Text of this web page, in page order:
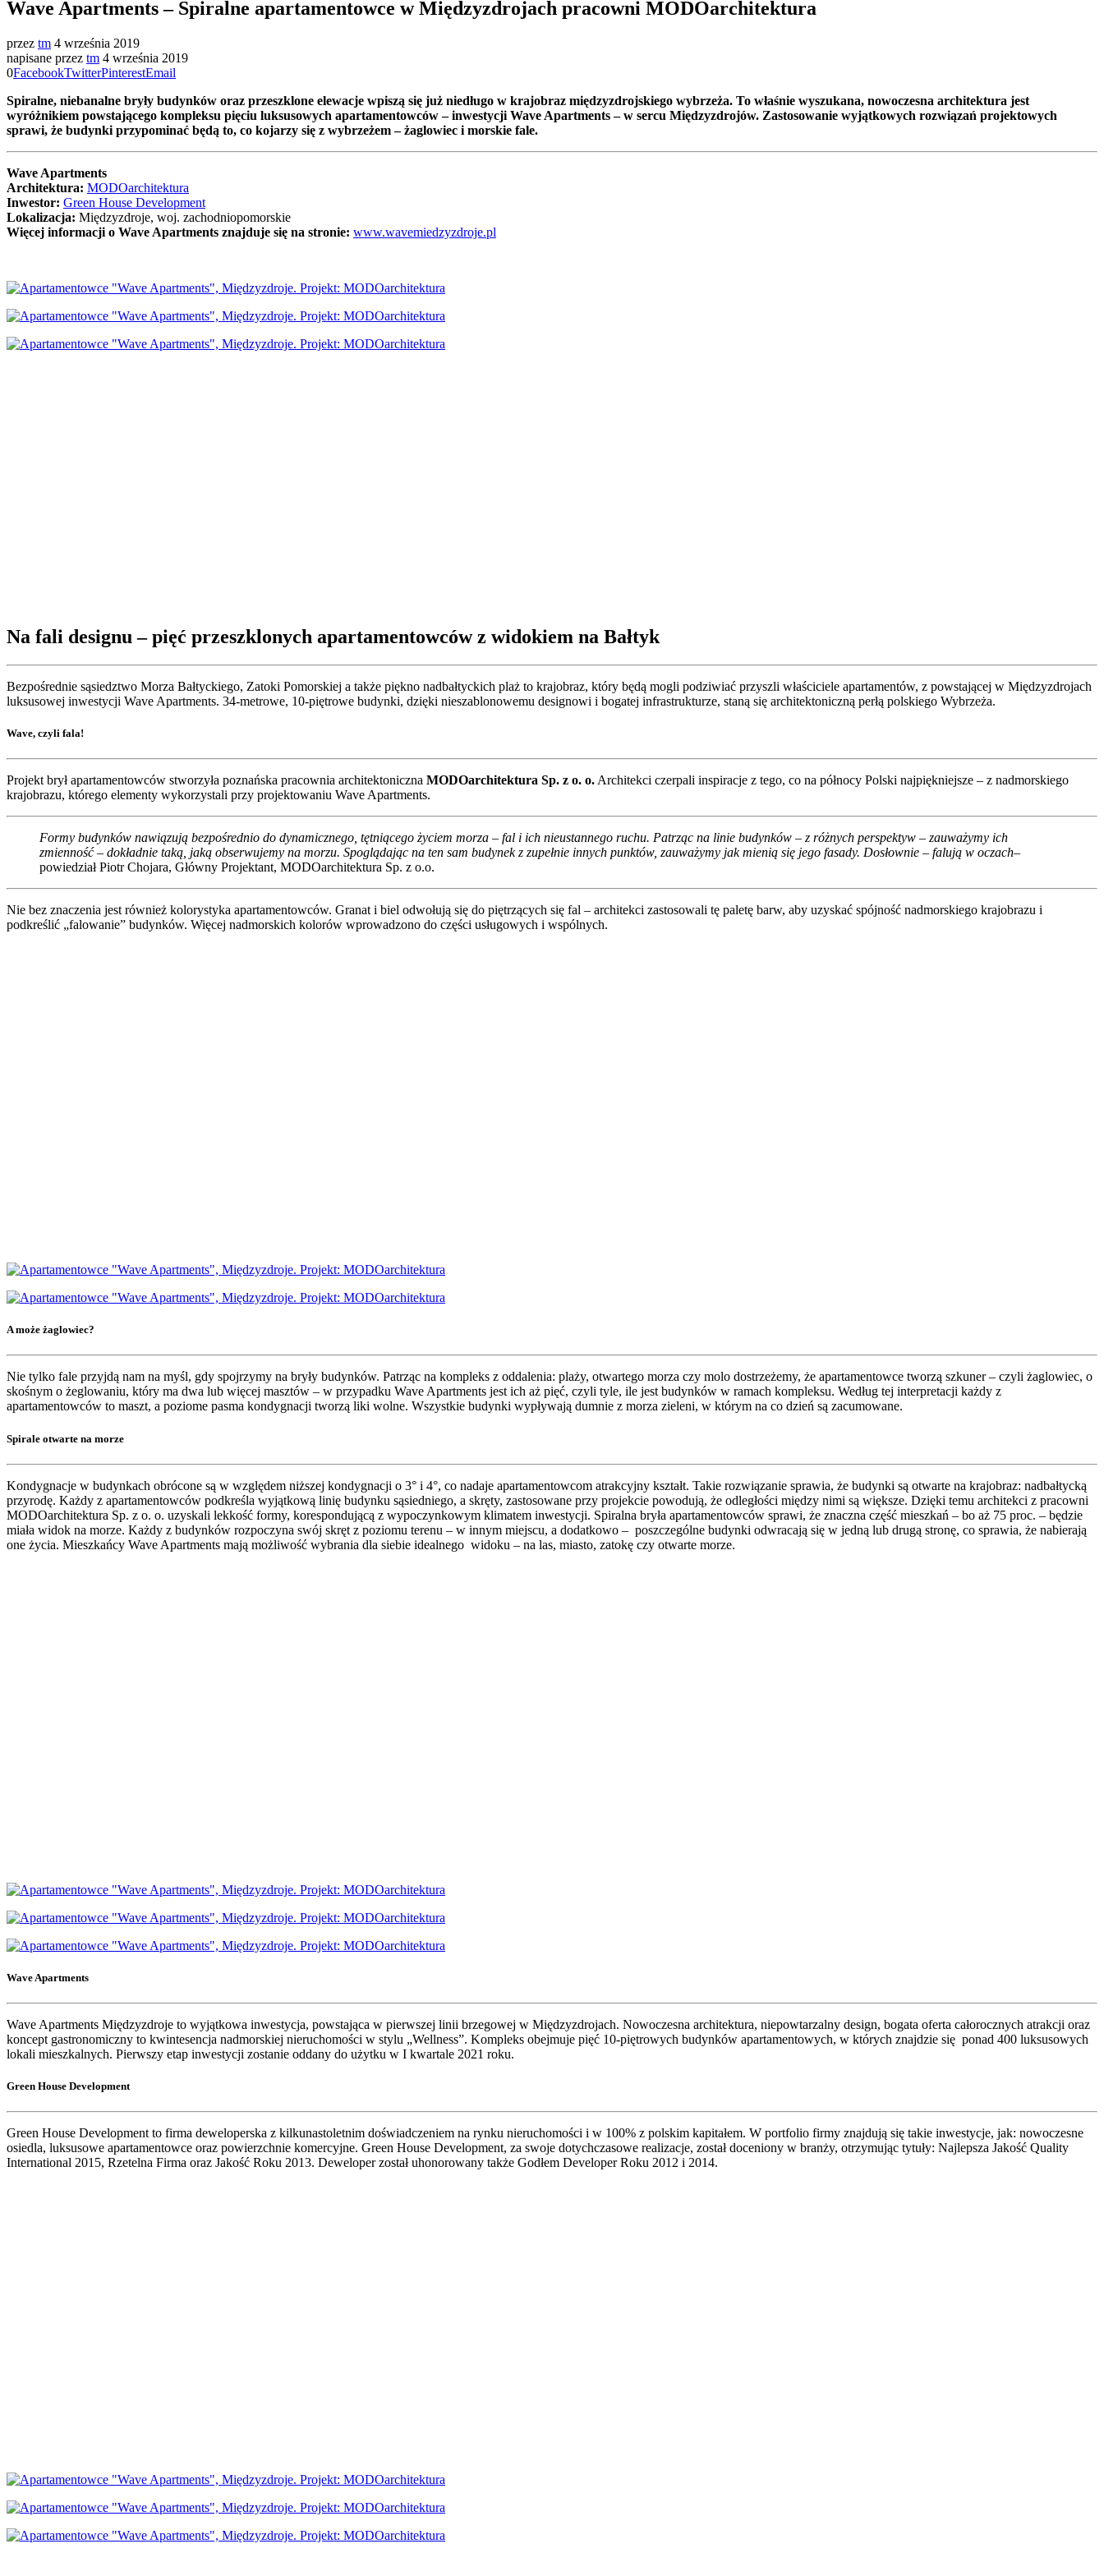
Wave Apartments – Spiralne apartamentowce w Międzyzdrojach pracowni MODOarchitektura
przez tm 4 września 2019
napisane przez tm 4 września 2019
0FacebookTwitterPinterestEmail
Spiralne, niebanalne bryły budynków oraz przeszklone elewacje wpiszą się już niedługo w krajobraz międzyzdrojskiego wybrzeża. To właśnie wyszukana, nowoczesna architektura jest
wyróżnikiem powstającego kompleksu pięciu luksusowych apartamentowców – inwestycji Wave Apartments – w sercu Międzyzdrojów. Zastosowanie wyjątkowych rozwiązań projektowych
sprawi, że budynki przypominać będą to, co kojarzy się z wybrzeżem – żaglowiec i morskie fale.
Wave Apartments
Architektura: MODOarchitektura
Inwestor: Green House Development
Lokalizacja: Międzyzdroje, woj. zachodniopomorskie
Więcej informacji o Wave Apartments znajduje się na stronie: www.wavemiedzyzdroje.pl
Na fali designu – pięć przeszklonych apartamentowców z widokiem na Bałtyk
Bezpośrednie sąsiedztwo Morza Bałtyckiego, Zatoki Pomorskiej a także piękno nadbałtyckich plaż to krajobraz, który będą mogli podziwiać przyszli właściciele apartamentów, z powstającej w Międzyzdrojach
luksusowej inwestycji Wave Apartments. 34-metrowe, 10-piętrowe budynki, dzięki nieszablonowemu designowi i bogatej infrastrukturze, staną się architektoniczną perłą polskiego Wybrzeża.
Wave, czyli fala!
Projekt brył apartamentowców stworzyła poznańska pracownia architektoniczna MODOarchitektura Sp. z o. o. Architekci czerpali inspiracje z tego, co na północy Polski najpiękniejsze – z nadmorskiego
krajobrazu, którego elementy wykorzystali przy projektowaniu Wave Apartments.
Formy budynków nawiązują bezpośrednio do dynamicznego, tętniącego życiem morza – fal i ich nieustannego ruchu. Patrząc na linie budynków – z różnych perspektyw – zauważymy ich
zmienność – dokładnie taką, jaką obserwujemy na morzu. Spoglądając na ten sam budynek z zupełnie innych punktów, zauważymy jak mienią się jego fasady. Dosłownie – falują w oczach–
powiedział Piotr Chojara, Główny Projektant, MODOarchitektura Sp. z o.o.
Nie bez znaczenia jest również kolorystyka apartamentowców. Granat i biel odwołują się do piętrzących się fal – architekci zastosowali tę paletę barw, aby uzyskać spójność nadmorskiego krajobrazu i
podkreślić „falowanie” budynków. Więcej nadmorskich kolorów wprowadzono do części usługowych i wspólnych.
A może żaglowiec?
Nie tylko fale przyjdą nam na myśl, gdy spojrzymy na bryły budynków. Patrząc na kompleks z oddalenia: plaży, otwartego morza czy molo dostrzeżemy, że apartamentowce tworzą szkuner – czyli żaglowiec, o
skośnym o żeglowaniu, który ma dwa lub więcej masztów – w przypadku Wave Apartments jest ich aż pięć, czyli tyle, ile jest budynków w ramach kompleksu. Według tej interpretacji każdy z
apartamentowców to maszt, a poziome pasma kondygnacji tworzą liki wolne. Wszystkie budynki wypływają dumnie z morza zieleni, w którym na co dzień są zacumowane.
Spirale otwarte na morze
Kondygnacje w budynkach obrócone są w względem niższej kondygnacji o 3° i 4°, co nadaje apartamentowcom atrakcyjny kształt. Takie rozwiązanie sprawia, że budynki są otwarte na krajobraz: nadbałtycką
przyrodę. Każdy z apartamentowców podkreśla wyjątkową linię budynku sąsiedniego, a skręty, zastosowane przy projekcie powodują, że odległości między nimi są większe. Dzięki temu architekci z pracowni
MODOarchitektura Sp. z o. o. uzyskali lekkość formy, korespondującą z wypoczynkowym klimatem inwestycji. Spiralna bryła apartamentowców sprawi, że znaczna część mieszkań – bo aż 75 proc. – będzie
miała widok na morze. Każdy z budynków rozpoczyna swój skręt z poziomu terenu – w innym miejscu, a dodatkowo – poszczególne budynki odwracają się w jedną lub drugą stronę, co sprawia, że nabierają
one życia. Mieszkańcy Wave Apartments mają możliwość wybrania dla siebie idealnego widoku – na las, miasto, zatokę czy otwarte morze.
Wave Apartments
Wave Apartments Międzyzdroje to wyjątkowa inwestycja, powstająca w pierwszej linii brzegowej w Międzyzdrojach. Nowoczesna architektura, niepowtarzalny design, bogata oferta całorocznych atrakcji oraz
koncept gastronomiczny to kwintesencja nadmorskiej nieruchomości w stylu „Wellness”. Kompleks obejmuje pięć 10-piętrowych budynków apartamentowych, w których znajdzie się ponad 400 luksusowych
lokali mieszkalnych. Pierwszy etap inwestycji zostanie oddany do użytku w I kwartale 2021 roku.
Green House Development
Green House Development to firma deweloperska z kilkunastoletnim doświadczeniem na rynku nieruchomości i w 100% z polskim kapitałem. W portfolio firmy znajdują się takie inwestycje, jak: nowoczesne
osiedla, luksusowe apartamentowce oraz powierzchnie komercyjne. Green House Development, za swoje dotychczasowe realizacje, został doceniony w branży, otrzymując tytuły: Najlepsza Jakość Quality
International 2015, Rzetelna Firma oraz Jakość Roku 2013. Deweloper został uhonorowany także Godłem Developer Roku 2012 i 2014.